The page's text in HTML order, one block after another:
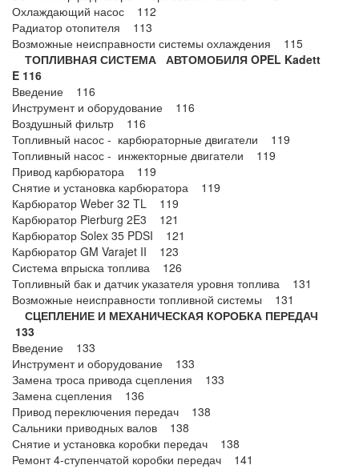
Охлаждающий насос 112
Радиатор отопителя 113
Возможные неисправности системы охлаждения 115
ТОПЛИВНАЯ СИСТЕМА АВТОМОБИЛЯ OPEL Kadett
E 116
Введение 116
Инструмент и оборудование 116
Воздушный фильтр 116
Топливный насос - карбюраторные двигатели 119
Топливный насос - инжекторные двигатели 119
Привод карбюратора 119
Снятие и установка карбюратора 119
Карбюратор Weber 32 TL 119
Карбюратор Pierburg 2E3 121
Карбюратор Solex 35 PDSI 121
Карбюратор GM Varajet II 123
Система впрыска топлива 126
Топливный бак и датчик указателя уровня топлива 131
Возможные неисправности топливной системы 131
СЦЕПЛЕНИЕ И МЕХАНИЧЕСКАЯ КОРОБКА ПЕРЕДАЧ
133
Введение 133
Инструмент и оборудование 133
Замена троса привода сцепления 133
Замена сцепления 136
Привод переключения передач 138
Сальники приводных валов 138
Снятие и установка коробки передач 138
Ремонт 4-ступенчатой коробки передач 141